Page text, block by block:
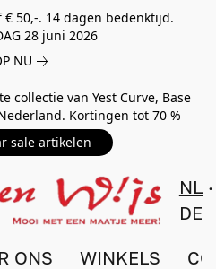
50,-. 14 dagen bedenktijd.
28 juni 2026
NU
collectie van Yest Curve, Base
Kortingen tot 70 %
sale artikelen
NL
DE
ONS WINKELS